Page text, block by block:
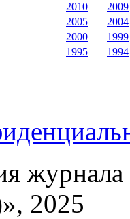
2010
2009
2005
2004
2000
1999
1995
1994
2025